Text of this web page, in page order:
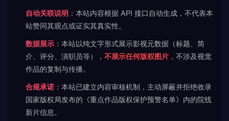
自动关联说明 ：本站内容根据 API 接口自动生成，不代表本
站赞同其观点或证实其真实性。
数据展示 ：本站以纯文字形式展示影视元数据（标题、简
介、评分、演职员等）， 不展示任何版权图片 ，不涉及视觉
作品的复制与传播。
合规承诺 ：本站已建立内容审核机制，主动屏蔽并拒绝收录
国家版权局发布的《重点作品版权保护预警名单》内的院线
新片信息。